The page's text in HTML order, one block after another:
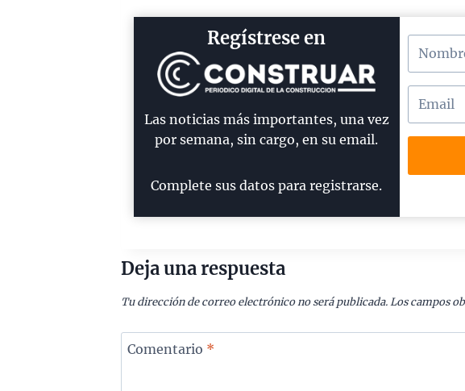
Regístrese en
Las noticias más importantes, una vez
por semana, sin cargo, en su email.
Complete sus datos para registrarse.
Deja una respuesta
Tu dirección de correo electrónico no será publicada. Los campos
Comentario *